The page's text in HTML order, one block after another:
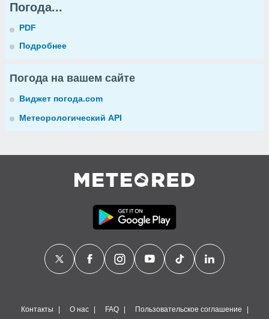
Погода...
PDF
Подробнее
Погода на вашем сайте
Виджет погода.com
Метеорологический API
Контакты О нас FAQ Пользовательское соглашение